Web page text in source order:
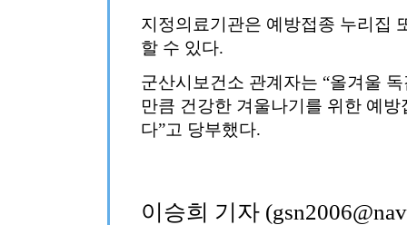
지정의료기관은 예방접종 누리집
할 수 있다.
군산시보건소 관계자는 “올겨울
만큼 건강한 겨울나기를 위한 예
다”고 당부했다.
이승희 기자